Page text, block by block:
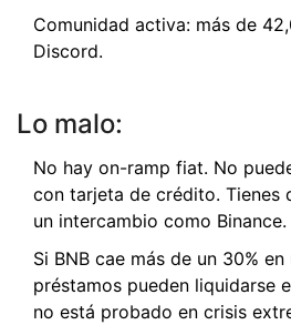
Comunidad activa: más de
Discord.
Lo malo:
No hay on-ramp fiat. No
con tarjeta de crédito. Tienes
un intercambio como Binance.
Si BNB cae más de un 30%
préstamos pueden liquidarse
no está probado en crisis